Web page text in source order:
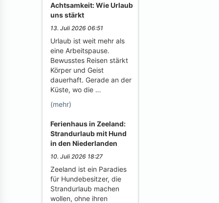
Achtsamkeit: Wie Urlaub
uns stärkt
13. Juli 2026 06:51
Urlaub ist weit mehr als
eine Arbeitspause.
Bewusstes Reisen stärkt
Körper und Geist
dauerhaft. Gerade an der
Küste, wo die …
(mehr)
Ferienhaus in Zeeland:
Strandurlaub mit Hund
in den Niederlanden
10. Juli 2026 18:27
Zeeland ist ein Paradies
für Hundebesitzer, die
Strandurlaub machen
wollen, ohne ihren